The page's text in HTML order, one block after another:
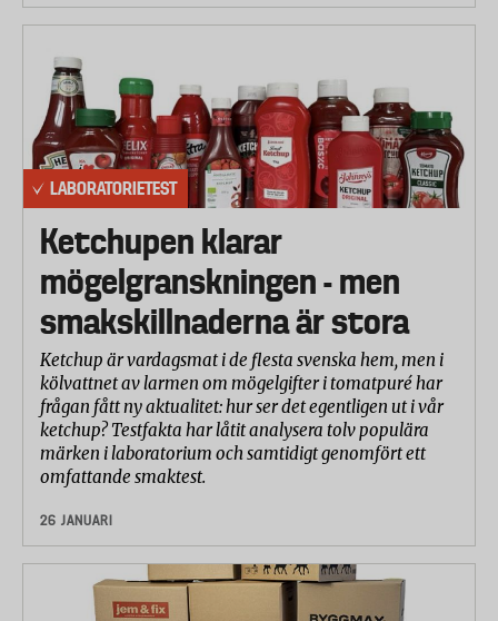
LABORATORIETEST
Ketchupen klarar
mögelgranskningen - men
smakskillnaderna är stora
Ketchup är vardagsmat i de flesta svenska hem, men i
kölvattnet av larmen om mögelgifter i tomatpuré har
frågan fått ny aktualitet: hur ser det egentligen ut i vår
ketchup? Testfakta har låtit analysera tolv populära
märken i laboratorium och samtidigt genomfört ett
omfattande smaktest.
26 JANUARI